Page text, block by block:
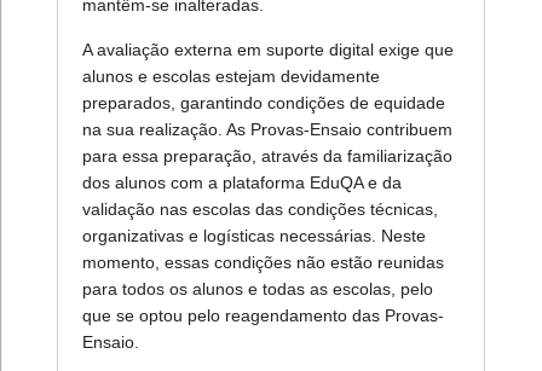
mantêm-se inalteradas.
A avaliação externa em suporte digital exige que
alunos e escolas estejam devidamente
preparados, garantindo condições de equidade
na sua realização. As Provas-Ensaio contribuem
para essa preparação, através da familiarização
dos alunos com a plataforma EduQA e da
validação nas escolas das condições técnicas,
organizativas e logísticas necessárias. Neste
momento, essas condições não estão reunidas
para todos os alunos e todas as escolas, pelo
que se optou pelo reagendamento das Provas-
Ensaio.